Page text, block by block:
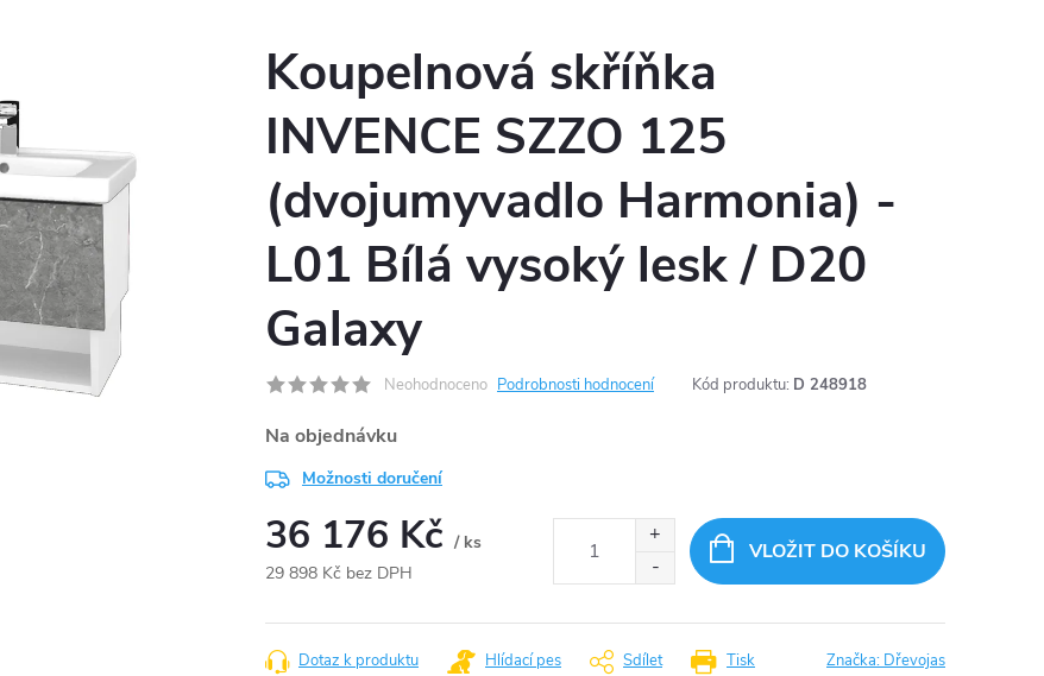
Koupelnová skříňka
INVENCE SZZO 125
(dvojumyvadlo Harmonia) -
L01 Bílá vysoký lesk / D20
Galaxy
Neohodnoceno Podrobnosti hodnocení Kód produktu: D 248918
Na objednávku
Možnosti doručení
36 176 Kč / ks
29 898 Kč bez DPH
cena:
VLOŽIT DO KOŠÍKU
Tisk
Dotaz k produktu Hlídací pes Sdílet Značka: Dřevojas